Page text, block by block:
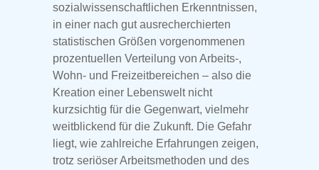
sozialwissenschaftlichen Erkenntnissen,
in einer nach gut ausrecherchierten
statistischen Größen vorgenommenen
prozentuellen Verteilung von Arbeits-,
Wohn- und Freizeitbereichen – also die
Kreation einer Lebenswelt nicht
kurzsichtig für die Gegenwart, vielmehr
weitblickend für die Zukunft. Die Gefahr
liegt, wie zahlreiche Erfahrungen zeigen,
trotz seriöser Arbeitsmethoden und des